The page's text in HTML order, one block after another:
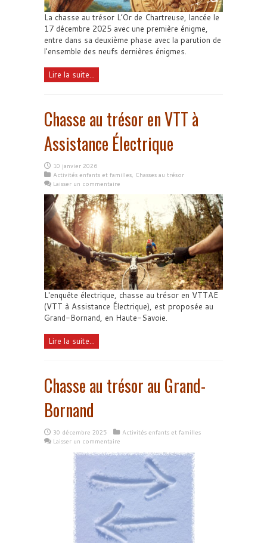
La chasse au trésor L’Or de Chartreuse, lancée le
17 décembre 2025 avec une première énigme,
entre dans sa deuxième phase avec la parution de
l'ensemble des neufs dernières énigmes.
Lire la suite...
Chasse au trésor en VTT à
Assistance Électrique
10 janvier 2026
Activités enfants et familles, Chasses au trésor
Laisser un commentaire
L'enquête électrique, chasse au trésor en VTTAE
(VTT à Assistance Électrique), est proposée au
Grand-Bornand, en Haute-Savoie.
Lire la suite...
Chasse au trésor au Grand-
Bornand
30 décembre 2025
Activités enfants et familles
Laisser un commentaire